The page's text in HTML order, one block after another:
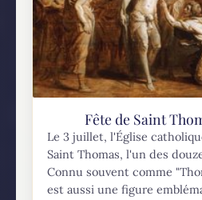
Fête de Saint
Le 3 juillet, l'Église
Saint Thomas, l'un des
Connu souvent comme
est aussi une figure